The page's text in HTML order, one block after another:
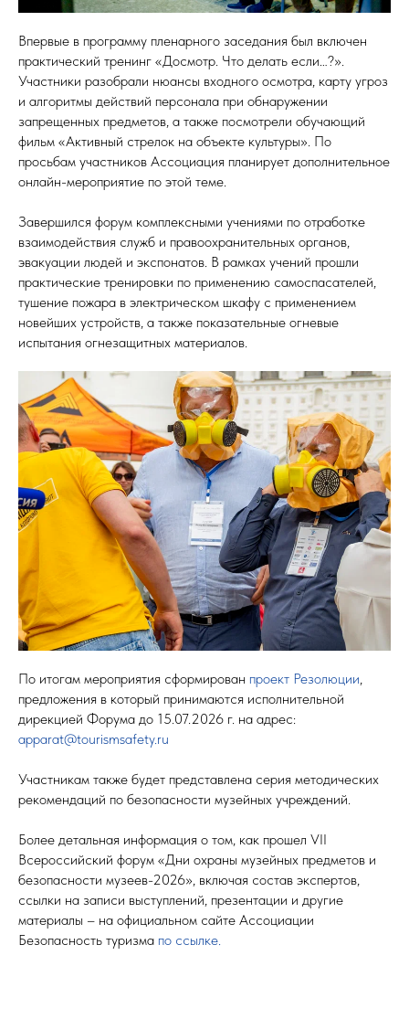
Впервые в программу пленарного заседания был включен
практический тренинг «Досмотр. Что делать если…?».
Участники разобрали нюансы входного осмотра, карту угроз
и алгоритмы действий персонала при обнаружении
запрещенных предметов, а также посмотрели обучающий
фильм «Активный стрелок на объекте культуры». По
просьбам участников Ассоциация планирует дополнительное
онлайн-мероприятие по этой теме.
Завершился форум комплексными учениями по отработке
взаимодействия служб и правоохранительных органов,
эвакуации людей и экспонатов. В рамках учений прошли
практические тренировки по применению самоспасателей,
тушение пожара в электрическом шкафу с применением
новейших устройств, а также показательные огневые
испытания огнезащитных материалов.
По итогам мероприятия сформирован проект Резолюции,
предложения в который принимаются исполнительной
дирекцией Форума до 15.07.2026 г. на адрес:
apparat@tourismsafety.ru
Участникам также будет представлена серия методических
рекомендаций по безопасности музейных учреждений.
Более детальная информация о том, как прошел VII
Всероссийский форум «Дни охраны музейных предметов и
безопасности музеев-2026», включая состав экспертов,
ссылки на записи выступлений, презентации и другие
материалы – на официальном сайте Ассоциации
Безопасность туризма по ссылке.